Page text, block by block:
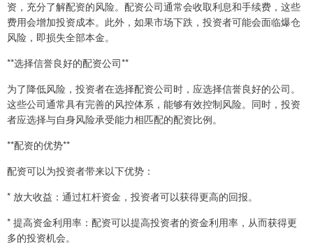
资，充分了解配资的风险。配资公司通常会收取利息和手续费，这些
费用会增加投资成本。此外，如果市场下跌，投资者可能会面临爆仓
风险，即损失全部本金。
**选择信誉良好的配资公司**
为了降低风险，投资者在选择配资公司时，应选择信誉良好的公司。
这些公司通常具有完善的风控体系，能够有效控制风险。同时，投资
者应选择与自身风险承受能力相匹配的配资比例。
**配资的优势**
配资可以为投资者带来以下优势：
* 放大收益：通过杠杆资金，投资者可以获得更高的回报。
* 提高资金利用率：配资可以提高投资者的资金利用率，从而获得更
多的投资机会。